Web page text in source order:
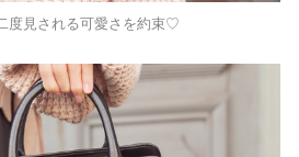
度見される可愛さを約束♡